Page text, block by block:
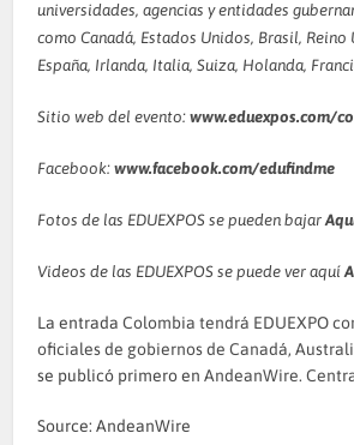
universidades, agencias y entidades
como Canadá, Estados Unidos, Brasil, Reino
España, Irlanda, Italia, Suiza, Holanda,
Sitio web del evento:www.eduexpos.com/
Facebook:www.facebook.com/edufindme
Fotos de las EDUEXPOS se pueden bajar
Videos de las EDUEXPOS se puede ver aquí
La entradaColombia tendrá EDUEXPO
oficiales de gobiernos de Canadá,
se publicó primero enAndeanWire.
Source: AndeanWire